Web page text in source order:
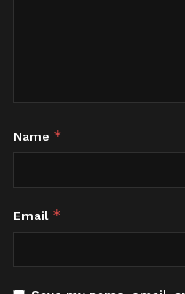
Name *
Email *